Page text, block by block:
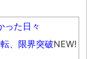
った日々
、限界突破NEW!